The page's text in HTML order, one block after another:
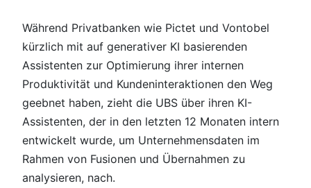
Während Privatbanken wie Pictet und Vontobel
kürzlich mit auf generativer KI basierenden
Assistenten zur Optimierung ihrer internen
Produktivität und Kundeninteraktionen den Weg
geebnet haben, zieht die UBS über ihren KI-
Assistenten, der in den letzten 12 Monaten intern
entwickelt wurde, um Unternehmensdaten im
Rahmen von Fusionen und Übernahmen zu
analysieren, nach.